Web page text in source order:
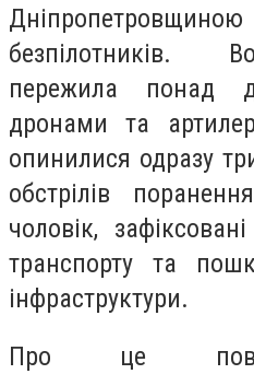
безпілотників.
пережила понад
дронами та
опинилися одразу
обстрілів
чоловік,
транспорту та
інфраструктури.
Про це